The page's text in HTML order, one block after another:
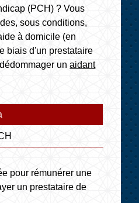
(PCH) ? Vous
sous conditions,
à domicile (en
biais d'un prestataire
unaidant
pour rémunérer une
un prestataire de